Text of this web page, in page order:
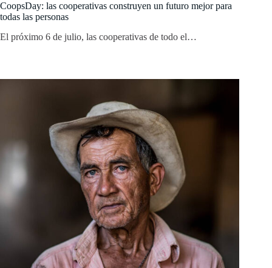
CoopsDay: las cooperativas construyen un futuro mejor para
todas las personas
El próximo 6 de julio, las cooperativas de todo el…